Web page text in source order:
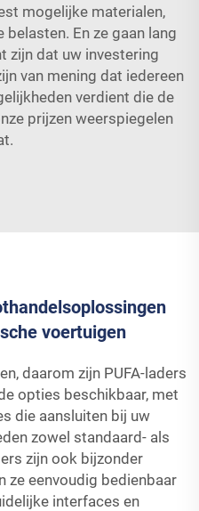
mogelijke materialen,
En ze gaan lang
zijn dat uw investering
van mening dat iedereen
verdient die de
prijzen weerspiegelen
voertuigen
daarom zijn PUFA-laders
opties beschikbaar, met
die aansluiten bij uw
zowel standaard- als
zijn ook bijzonder
ze eenvoudig bedienbaar
interfaces en